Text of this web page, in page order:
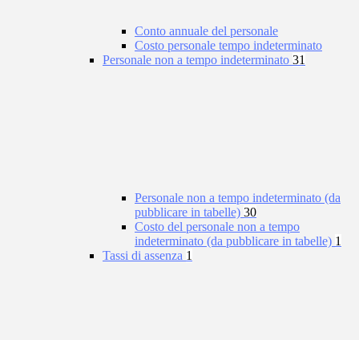
Conto annuale del personale
Costo personale tempo indeterminato
Personale non a tempo indeterminato 31
Personale non a tempo indeterminato (da
pubblicare in tabelle) 30
Costo del personale non a tempo
indeterminato (da pubblicare in tabelle) 1
Tassi di assenza 1